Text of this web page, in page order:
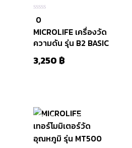
0
ใน
5
0
MICROLIFE เครื่องวัด
ความดัน รุ่น B2 BASIC
3,250 ฿
สินค้าหมดแล้ว